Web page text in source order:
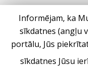
Informējam, ka
sīkdatnes (angļu
portālu, Jūs
sīkdatnes Jūsu